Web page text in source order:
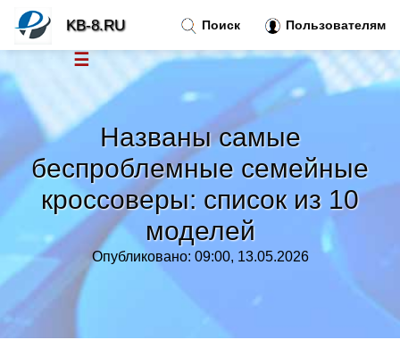
Названы самые
беспроблемные семейные
кроссоверы: список из 10
моделей
Опубликовано: 09:00, 13.05.2026
Поиск Пользователям
KB-8.RU
☰
Тренды новостей »
Рубрики»
Правила »